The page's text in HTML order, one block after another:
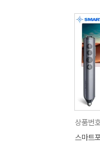
상품번
스마트